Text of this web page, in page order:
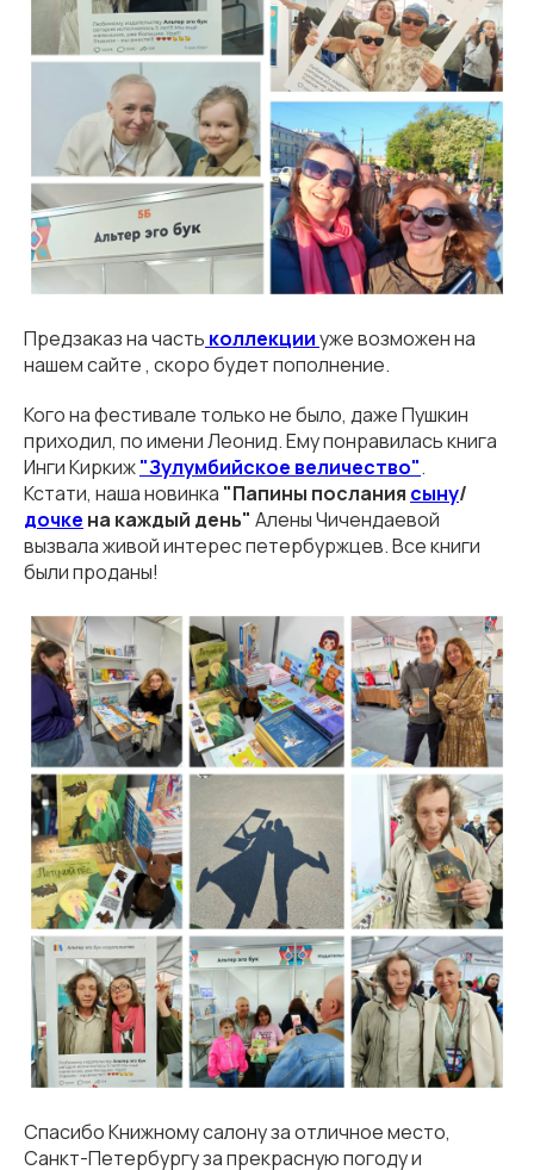
Предзаказ на часть коллекцииуже возможен на
нашем сайте , скоро будет пополнение.
Кого на фестивале только не было, даже Пушкин
приходил, по имени Леонид. Ему понравилась книга
Инги Киркиж"Зулумбийское величество".
Кстати, наша новинка "Папины послания сыну/
дочке на каждый день" Алены Чичендаевой
вызвала живой интерес петербуржцев. Все книги
были проданы!
Спасибо Книжному салону за отличное место,
Санкт-Петербургу за прекрасную погоду и